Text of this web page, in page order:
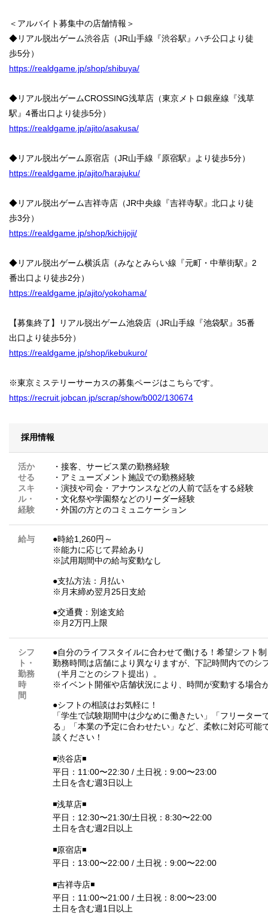
＜アルバイト募集中の店舗情報＞
◆リアル脱出ゲーム渋谷店（JR山手線『渋谷駅』ハチ公口より徒
歩5分）
https://realdgame.jp/shop/shibuya/
◆リアル脱出ゲームCROSSING浅草店（東京メトロ銀座線『浅草
駅』4番出口より徒歩5分）
https://realdgame.jp/ajito/asakusa/
◆リアル脱出ゲーム原宿店（JR山手線『原宿駅』より徒歩5分）
https://realdgame.jp/ajito/harajuku/
◆リアル脱出ゲーム吉祥寺店（JR中央線『吉祥寺駅』北口より徒
歩3分）
https://realdgame.jp/shop/kichijoji/
◆リアル脱出ゲーム横浜店（みなとみらい線『元町・中華街駅』2
番出口より徒歩2分）
https://realdgame.jp/ajito/yokohama/
【募集終了】リアル脱出ゲーム池袋店（JR山手線『池袋駅』35番
出口より徒歩5分）
https://realdgame.jp/shop/ikebukuro/
※東京ミステリーサーカスの募集ページはこちらです。
https://recruit.jobcan.jp/scrap/show/b002/130674
採用情報
活か
せる
スキ
ル・
経験
・接客、サービス業の勤務経験
・アミューズメント施設での勤務経験
・演技や司会・アナウンスなどの人前で話をする経験
・文化祭や学園祭などのリーダー経験
・外国の方とのコミュニケーション
給与
●時給1,260円～
※能力に応じて昇給あり
※試用期間中の給与変動なし
●支払方法：月払い
※月末締め翌月25日支給
●交通費：別途支給
※月2万円上限
シフ
ト・
勤務
時
間
●自分のライフスタイルに合わせて働ける！希望シフト制
勤務時間は店舗により異なりますが、下記時間内でのシ
（半月ごとのシフト提出）。
※イベント開催や店舗状況により、時間が変動する場合
●シフトの相談はお気軽に！
「学生で試験期間中は少なめに働きたい」「フリーター
る」「本業の予定に合わせたい」など、柔軟に対応可能
談ください！
◾️渋谷店◾️
平日：11:00〜22:30 / 土日祝：9:00〜23:00
土日を含む週3日以上
◾️浅草店◾️
平日：12:30〜21:30/土日祝：8:30〜22:00
土日を含む週2日以上
◾️原宿店◾️
平日：13:00〜22:00 / 土日祝：9:00〜22:00
◾️吉祥寺店◾️
平日：11:00〜21:00 / 土日祝：8:00〜23:00
土日を含む週1日以上